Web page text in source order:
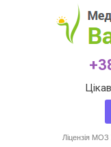
Ліцензія